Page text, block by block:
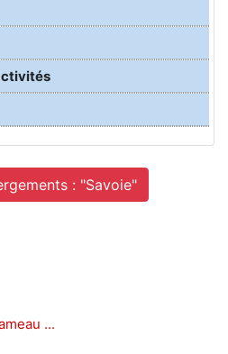
: "Savoie"
...